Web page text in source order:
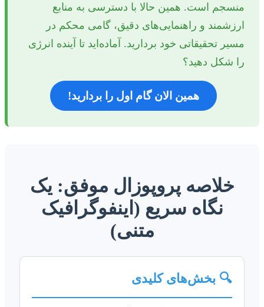
منسجم است. همین حالا با دسترسی به منابع
ارزشمند و راهنمایی‌های دقیق، گامی محکم در
مسیر تحقیقاتی خود بردارید. آماده‌اید تا آینده انرژی
را شکل دهید؟
همین الان گام اول را بردارید!
خلاصه پروپوزال موفق: یک
نگاه سریع (اینفوگرافیک
متنی)
🔍 بخش‌های کلیدی